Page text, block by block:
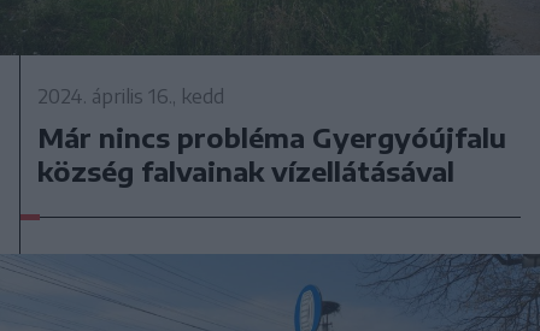
2024. április 16., kedd
Már nincs probléma Gyergyóújfalu
község falvainak vízellátásával